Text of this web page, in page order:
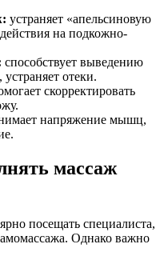
устраняет «апельсиновую
на подкожно-
способствует выведению
отеки.
скорректировать
напряжение мышц,
массаж
посещать специалиста,
Однако важно